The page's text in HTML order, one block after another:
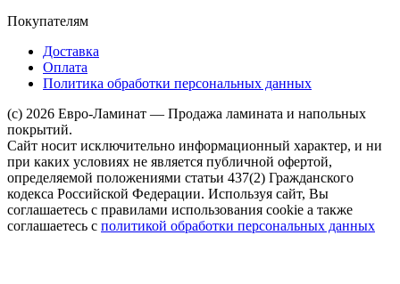
Покупателям
Доставка
Оплата
Политика обработки персональных данных
(c) 2026 Евро-Ламинат — Продажа ламината и напольных
покрытий.
Сайт носит исключительно информационный характер, и ни
при каких условиях не является публичной офертой,
определяемой положениями статьи 437(2) Гражданского
кодекса Российской Федерации. Используя сайт, Вы
соглашаетесь с правилами использования cookie а также
соглашаетесь с политикой обработки персональных данных